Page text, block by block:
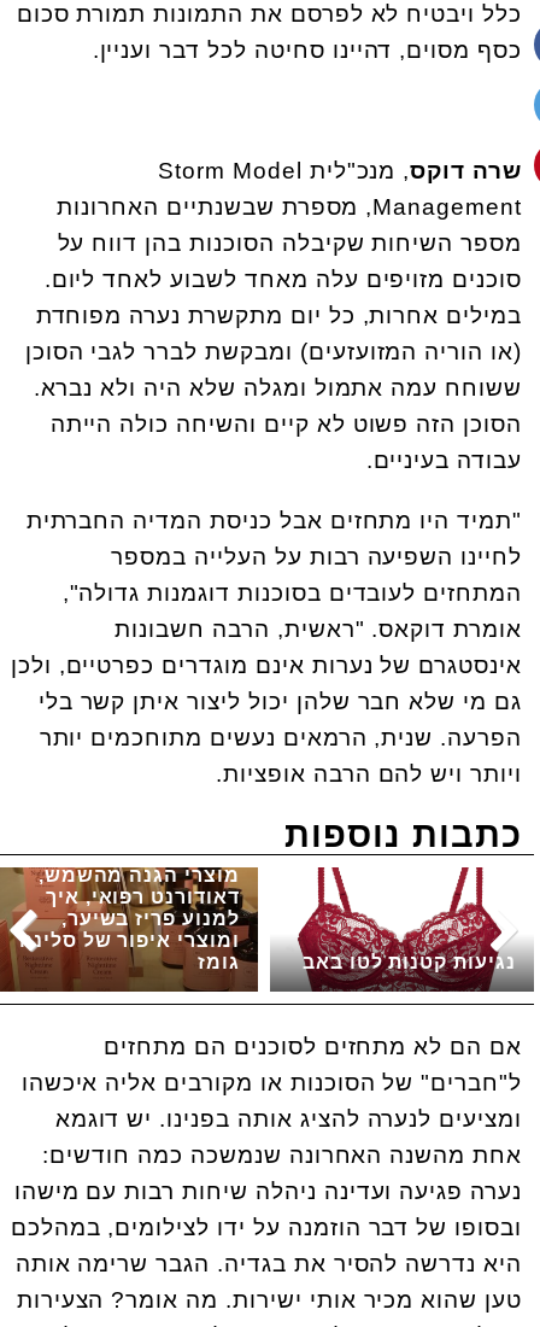
כלל ויבטיח לא לפרסם את התמונות תמורת סכום
כסף מסוים, דהיינו סחיטה לכל דבר ועניין.
שרה דוקס
, מנכ"לית Storm Model
Management, מספרת שבשנתיים האחרונות
מספר השיחות שקיבלה הסוכנות בהן דווח על
סוכנים מזויפים עלה מאחד לשבוע לאחד ליום.
במילים אחרות, כל יום מתקשרת נערה מפוחדת
(או הוריה המזועזעים) ומבקשת לברר לגבי הסוכן
ששוחח עמה אתמול ומגלה שלא היה ולא נברא.
הסוכן הזה פשוט לא קיים והשיחה כולה הייתה
עבודה בעיניים.
"תמיד היו מתחזים אבל כניסת המדיה החברתית
לחיינו השפיעה רבות על העלייה במספר
המתחזים לעובדים בסוכנות דוגמנות גדולה",
אומרת דוקאס. "ראשית, הרבה חשבונות
אינסטגרם של נערות אינם מוגדרים כפרטיים, ולכן
גם מי שלא חבר שלהן יכול ליצור איתן קשר בלי
הפרעה. שנית, הרמאים נעשים מתוחכמים יותר
ויותר ויש להם הרבה אופציות.
כתבות נוספות
מוצרי הגנה מהשמש,
דאודורנט רפואי, איך
למנוע פריז בשיער,
ומוצרי איפור של סלינה
גומז
נגיעות קטנות לטו באב
אם הם לא מתחזים לסוכנים הם מתחזים
ל"חברים" של הסוכנות או מקורבים אליה איכשהו
ומציעים לנערה להציג אותה בפנינו. יש דוגמא
אחת מהשנה האחרונה שנמשכה כמה חודשים:
נערה פגיעה ועדינה ניהלה שיחות רבות עם מישהו
ובסופו של דבר הוזמנה על ידו לצילומים, במהלכם
היא נדרשה להסיר את בגדיה. הגבר שרימה אותה
טען שהוא מכיר אותי ישירות. מה אומר? הצעירות